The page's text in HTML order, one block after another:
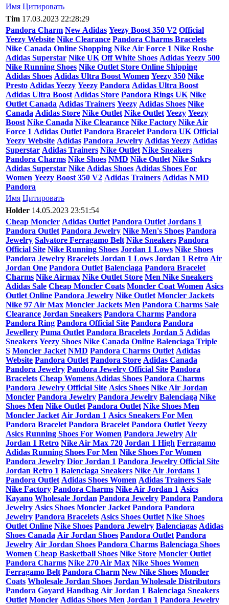
Имя Цитировать
Tim 17.03.2023 22:28:29
Pandora Charm New Adidas Yeezy Boost 350 V2 Official
Yeezy Website Nike Clearance Pandora Charms Bracelets
Nike Canada Online Shopping Nike Air Force 1 Nike Roshe
Adidas Superstar Nike UK Off White Shoes Adidas Yeezy 500
Nike Running Shoes Nike Outlet Store Online Shipping
Adidas Shoes Adidas Ultra Boost Women Yeezy 350 Nike
Presto Adidas Yeezy Yeezy Pandora Adidas Ultra Boost
Adidas Ultra Boost Adidas Store Pandora Rings UK Nike
Outlet Canada Adidas Trainers Yeezy Adidas Shoes Nike
Canada Adidas Store Nike Outlet Nike Outlet Yeezy Yeezy
Boost Nike Canada Nike Clearance Nike Factory Nike Air
Force 1 Adidas Outlet Pandora Bracelet Pandora UK Official
Yeezy Website Adidas Pandora Jewelry Adidas Yeezy Adidas
Superstar Adidas Trainers Nike Outlet Nike Sneakers
Pandora Charms Nike Shoes NMD Nike Outlet Nike Snkrs
Adidas Superstar Nike Adidas Shoes Adidas Shoes For
Women Yeezy Boost 350 V2 Adidas Trainers Adidas NMD
Pandora
Имя Цитировать
Holder 14.05.2023 23:51:54
Cheap Moncler Adidas Outlet Pandora Outlet Jordans 1
Pandora Outlet Pandora Jewelry Nike Men's Shoes Pandora
Jewelry Salvatore Ferragamo Belt Nike Sneakers Pandora
Official Site Nike Running Shoes Jordan 1 Lows Nike Shoes
Pandora Jewelry Bracelets Jordan 1 Lows Jordan 1 Retro Air
Jordan One Pandora Outlet Balenciaga Pandora Bracelet
Charms Nike Airmax Nike Outlet Store Men Nike Sneakers
Adidas Sale Cheap Moncler Coats Moncler Coat Women Asics
Outlet Online Pandora Jewelry Nike Outlet Moncler Jackets
Nike 97 Air Max Moncler Jackets Men Pandora Charms Sale
Clearance Jordan Sneakers Pandora Charms Pandora
Pandora Ring Pandora Official Site Pandora Pandora
Jewellery Puma Outlet Pandora Bracelets Jordan 5 Adidas
Sneakers Yeezy Shoes Nike Canada Online Balenciaga Triple
S Moncler Jacket NMD Pandora Charms Outlet Adidas
Website Pandora Outlet Pandora Store Adidas Canada
Pandora Jewelry Pandora Jewelry Official Site Pandora
Bracelets Cheap Womens Adidas Shoes Pandora Charms
Pandora Jewelry Official Site Asics Shoes Nike Air Jordan
Moncler Pandora Jewelry Pandora Jewelry Balenciaga Nike
Shoes Men Nike Outlet Pandora Outlet Nike Shoes Men
Moncler Jacket Air Jordan 1 Asics Sneakers For Men
Pandora Bracelet Pandora Bracelet Pandora Outlet Yeezy
Asics Running Shoes For Women Pandora Jewelry Air
Jordan 1 Retro Nike Air Max 720 Jordan 1 High Ferragamo
Adidas Running Shoes For Men Nike Shoes For Women
Pandora Jewelry Dior Jordan 1 Pandora Jewelry Official Site
Jordan Retro 1 Balenciaga Sneakers Nike Air Jordans 1
Pandora Outlet Adidas Shoes Women Adidas Trainers Sale
Nike Factory Pandora Charms Nike Air Jordan 1 Asics
Kayano Wholesale Jordan Pandora Jewelry Pandora Pandora
Jewelry Asics Shoes Moncler Jacket Pandora Pandora
Jewelry Pandora Bracelets Asics Shoes Outlet Nike Shoes
Outlet Online Nike Shoes Pandora Jewelry Balenciagas Adidas
Shoes Canada Air Jordan Shoes Pandora Outlet Pandora
Jewelry Air Jordan Shoes Pandora Charms Balenciaga Shoes
Women Cheap Basketball Shoes Nike Store Moncler Outlet
Pandora Charms Nike 270 Air Max Nike Shoes Women
Ferragamo Belt Pandora Charm New Nike Shoes Moncler
Coats Wholesale Jordan Shoes Jordan Wholesale Distributors
Pandora Goyard Handbag Air Jordan 1 Balenciaga Sneakers
Outlet Moncler Adidas Shoes Men Jordan 1 Pandora Jewelry